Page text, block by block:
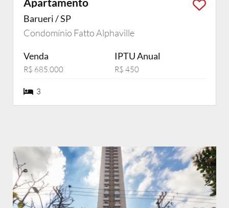
Barueri / SP
Condomínio Fatto Alphaville
Venda
R$ 685.000
IPTU Anual
R$ 450
3 dormiórios
3